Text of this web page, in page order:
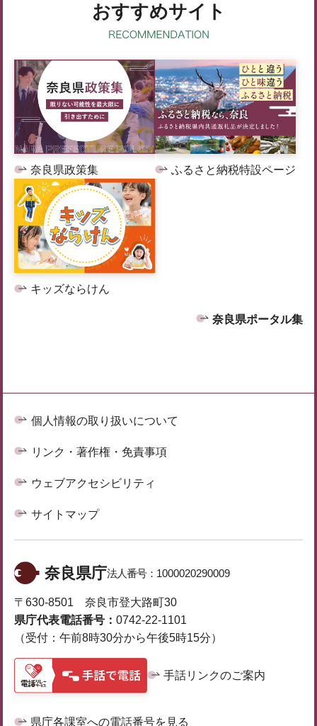
おすすめサイト
奈良県政策集 ふるさと納税特設ページ
キッズならけん
奈良県ポータル集
個人情報の取り扱いについて
リンク・著作権・免責事項
ウェブアクセシビリティ
サイトマップ
奈良県庁法人番号： 1000020290009
〒630-8501 奈良市登大路町30
県庁代表電話番号： 0742-22-1101
（受付：午前8時30分から午後5時15分）
手話リンクのご案内
県庁各課室への電話番号を見る